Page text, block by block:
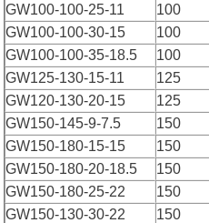
GW100-100-25-11
100
GW100-100-30-15
100
GW100-100-35-18.5
100
GW125-130-15-11
125
GW120-130-20-15
125
GW150-145-9-7.5
150
GW150-180-15-15
150
GW150-180-20-18.5
150
GW150-180-25-22
150
GW150-130-30-22
150